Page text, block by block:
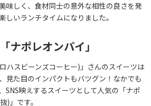
味しく、食材同士の意外な相性の良さを発
しいランチタイムになりました。
ナポレオンパイ」
ハスビーンズコーヒー)」さんのスイーツは
見た目のインパクトもバツグン！なかでも
SNS映えするスイーツとして人気の「ナポ
)」です。